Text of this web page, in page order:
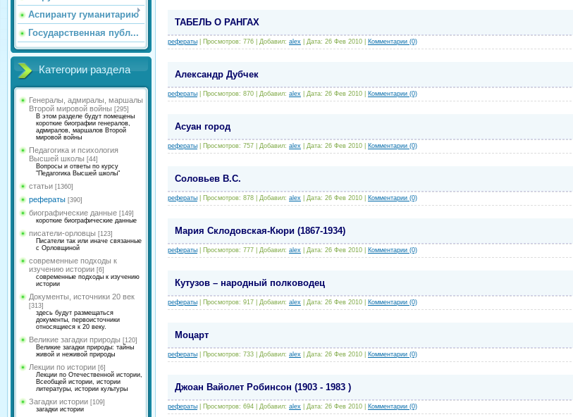
Аспиранту гуманитарию
Государственная публ...
Категории раздела
Генералы, адмиралы, маршалы
Второй мировой войны [295]
В этом разделе будут помещены
короткие биографии генералов,
адмиралов, маршалов Второй
мировой войны
Педагогика и психология
Высшей школы [44]
Вопросы и ответы по курсу
"Педагогика Высшей школы"
статьи [1360]
рефераты [390]
биографические данные [149]
короткие биографические данные
писатели-орловцы [123]
Писатели так или иначе связанные
с Орловщиной
современные подходы к
изучению истории [6]
современные подходы к изучению
истории
Документы, источники 20 век
[313]
здесь будут размещаться
документы, первоисточники
относящиеся к 20 веку.
Великие загадки природы [120]
Великие загадки природы: тайны
живой и неживой природы
Лекции по истории [6]
Лекции по Отечественной истории,
Всеобщей истории, истории
литературы, истории культуры
Загадки истории [109]
загадки истории
ТАБЕЛЬ О РАНГАХ
рефераты Просмотров: 776 Добавил: alex Дата: 26 Фев 2010 Комментарии (0)
Александр Дубчек
рефераты Просмотров: 870 Добавил: alex Дата: 26 Фев 2010 Комментарии (0)
Асуан город
рефераты Просмотров: 757 Добавил: alex Дата: 26 Фев 2010 Комментарии (0)
Соловьев В.С.
рефераты Просмотров: 878 Добавил: alex Дата: 26 Фев 2010 Комментарии (0)
Мария Склодовская-Кюри (1867-1934)
рефераты Просмотров: 777 Добавил: alex Дата: 26 Фев 2010 Комментарии (0)
Кутузов – народный полководец
рефераты Просмотров: 917 Добавил: alex Дата: 26 Фев 2010 Комментарии (0)
Моцарт
рефераты Просмотров: 733 Добавил: alex Дата: 26 Фев 2010 Комментарии (0)
Джоан Вайолет Робинсон (1903 - 1983 )
рефераты Просмотров: 694 Добавил: alex Дата: 26 Фев 2010 Комментарии (0)